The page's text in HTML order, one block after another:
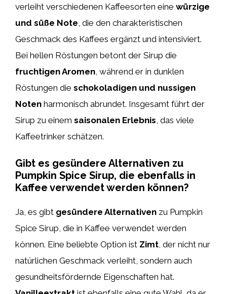
verleiht verschiedenen Kaffeesorten eine würzige
und süße Note , die den charakteristischen
Geschmack des Kaffees ergänzt und intensiviert.
Bei hellen Röstungen betont der Sirup die
fruchtigen Aromen , während er in dunklen
Röstungen die schokoladigen und nussigen
Noten harmonisch abrundet. Insgesamt führt der
Sirup zu einem saisonalen Erlebnis , das viele
Kaffeetrinker schätzen.
Gibt es gesündere Alternativen zu
Pumpkin Spice Sirup, die ebenfalls in
Kaffee verwendet werden können?
Ja, es gibt gesündere Alternativen zu Pumpkin
Spice Sirup, die in Kaffee verwendet werden
können. Eine beliebte Option ist Zimt, der nicht nur
natürlichen Geschmack verleiht, sondern auch
gesundheitsfördernde Eigenschaften hat.